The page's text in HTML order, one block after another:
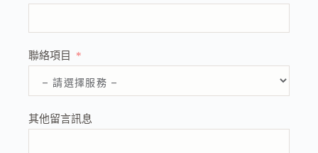
聯絡項目
其他留言訊息